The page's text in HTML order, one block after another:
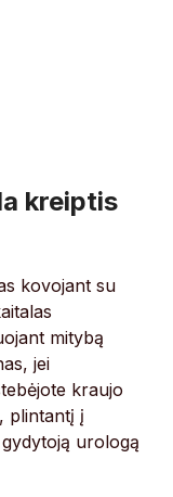
kreiptis
kovojant su
mitybą
jei
kraujo
plintantį į
urologą